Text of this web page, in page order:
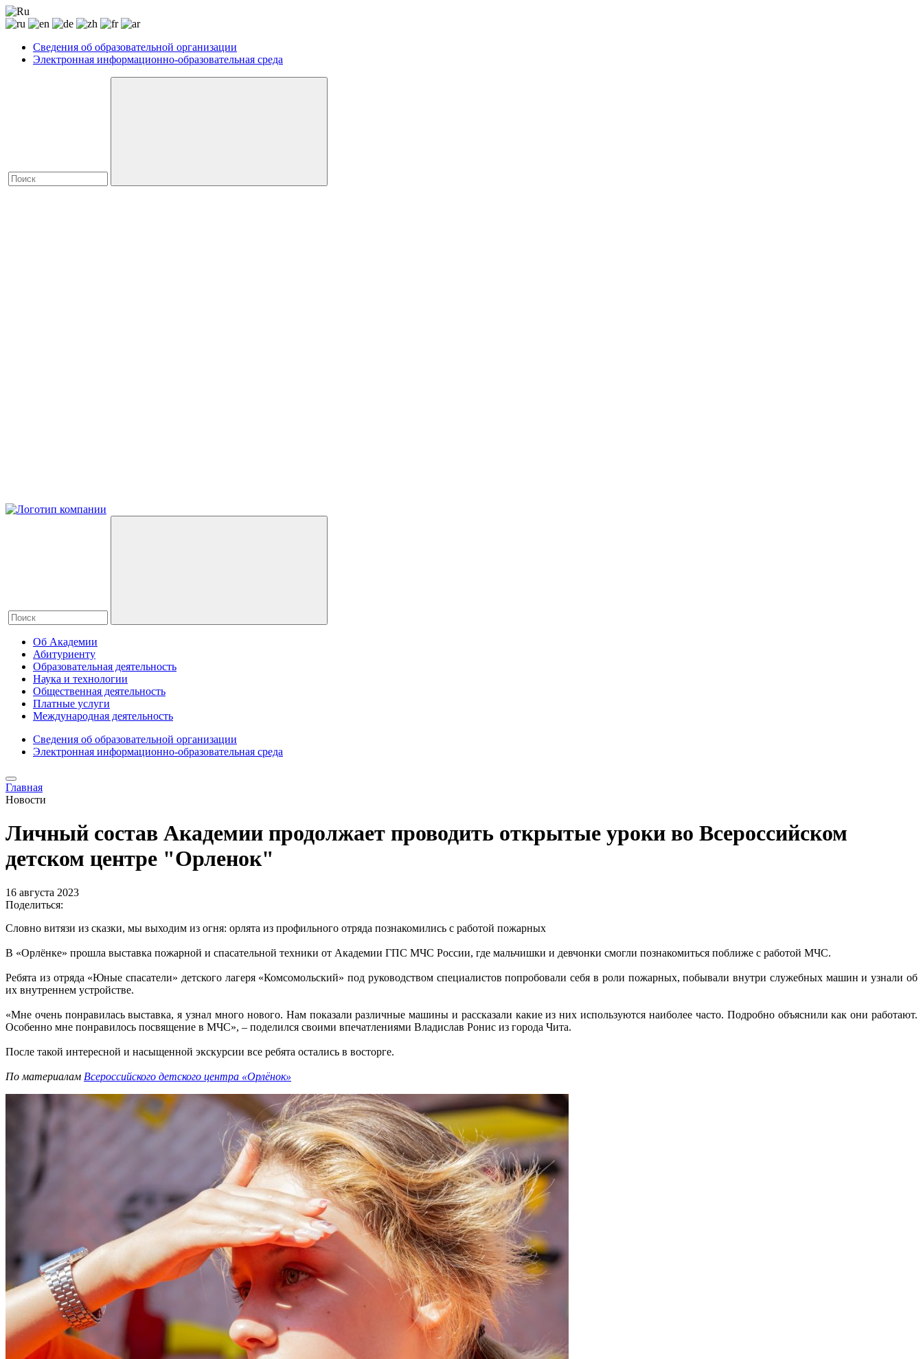
Сведения об образовательной организации
Электронная информационно-образовательная среда
Об Академии
Абитуриенту
Образовательная деятельность
Наука и технологии
Общественная деятельность
Платные услуги
Международная деятельность
Сведения об образовательной организации
Электронная информационно-образовательная среда
Главная
Новости
Личный состав Академии продолжает проводить открытые уроки во Всероссийском
детском центре "Орленок"
16 августа 2023
Поделиться:
Словно витязи из сказки, мы выходим из огня: орлята из профильного отряда познакомились с работой пожарных
В «Орлёнке» прошла выставка пожарной и спасательной техники от Академии ГПС МЧС России, где мальчишки и девчонки смогли познакомиться поближе с работой МЧС.
Ребята из отряда «Юные спасатели» детского лагеря «Комсомольский» под руководством специалистов попробовали себя в роли пожарных, побывали внутри служебных машин и узнали об
их внутреннем устройстве.
«Мне очень понравилась выставка, я узнал много нового. Нам показали различные машины и рассказали какие из них используются наиболее часто. Подробно объяснили как они работают.
Особенно мне понравилось посвящение в МЧС», – поделился своими впечатлениями Владислав Ронис из города Чита.
После такой интересной и насыщенной экскурсии все ребята остались в восторге.
По материалам Всероссийского детского центра «Орлёнок»